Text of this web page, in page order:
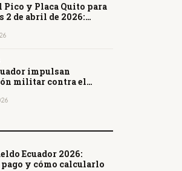
Pico y Placa Quito para
2 de abril de 2026:
impulsan
militar contra el
Ecuador 2026:
y cómo calcularlo